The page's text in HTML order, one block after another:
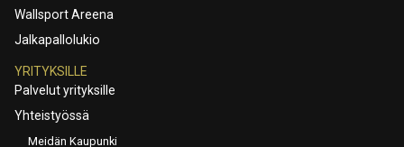
Wallsport Areena
Jalkapallolukio
YRITYKSILLE
Palvelut yrityksille
Yhteistyössä
Meidän Kaupunki